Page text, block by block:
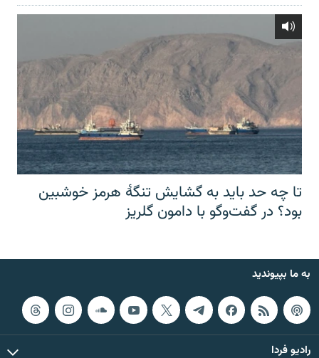
تا چه حد باید به گشایش تنگهٔ هرمز خوشبین
بود؟ در گفت‌وگو با دامون گلریز
به ما بپیوندید
رادیو فردا